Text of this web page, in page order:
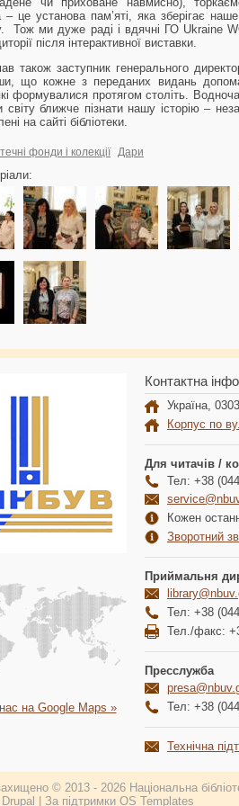
– це установа пам’яті, яка зберігає
Тож ми дуже раді і вдячні ГО Ukraine
після інтерактивної виставки.
також заступник генерального
що кожне з переданих видань
формувалися протягом століть.
світу ближче пізнати нашу історію –
на сайті бібліотеки.
фонди і колекції Дари
на Google Maps »
Контактна
Україна,
Корпус по
Для читачів /
Тел: +38
Кожен
Зворотний
Приймальня
Тел: +38
Тел./факс:
Пресслужба
Тел: +38
Технічна
© 2013 - 2026 Національна
Drupal | За підтримки OS Templates